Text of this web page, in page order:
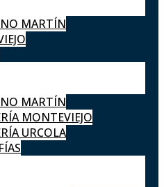
MARTÍN
MARTÍN
MONTEVIEJO
URCOLA